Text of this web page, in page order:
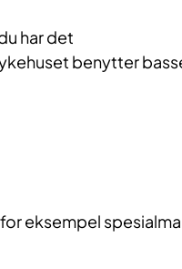
har det
benytter
eksempel